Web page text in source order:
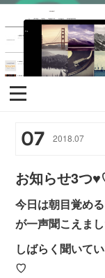
07 2018.07
お知らせ3
今日は朝目覚め
が一声聞こえまし
しばらく聞いて
♡